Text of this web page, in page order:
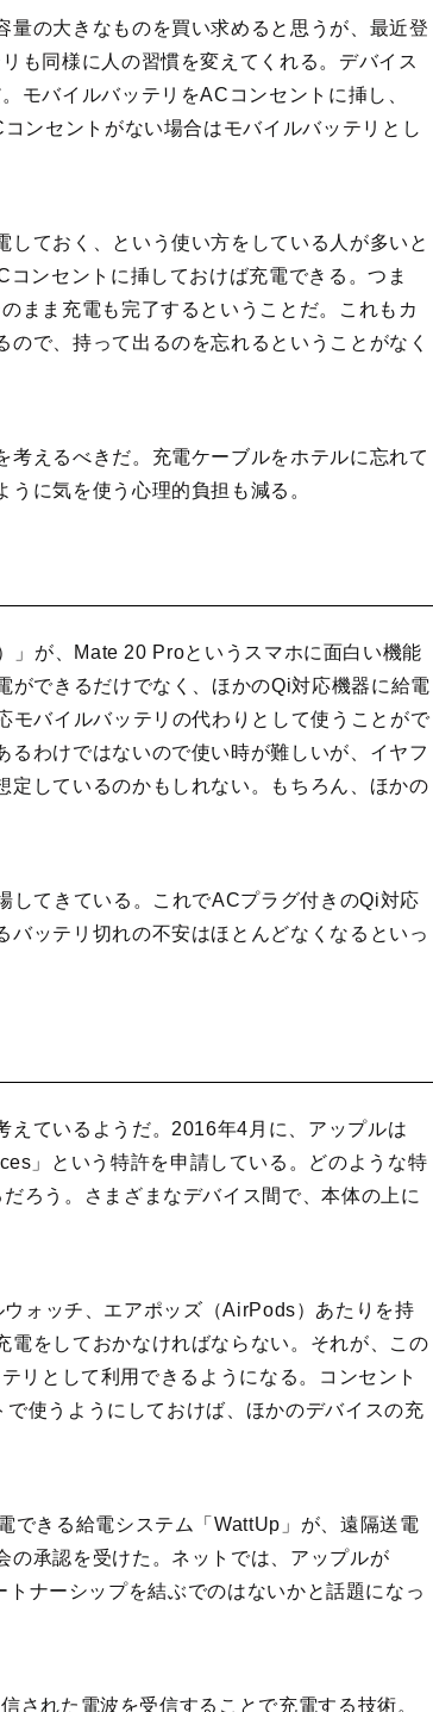
量の大きなものを買い求めると思うが、最近登
も同様に人の習慣を変えてくれる。デバイス
モバイルバッテリをACコンセントに挿し、
ンセントがない場合はモバイルバッテリとし
ておく、という使い方をしている人が多いと
ンセントに挿しておけば充電できる。つま
まま充電も完了するということだ。これもカ
で、持って出るのを忘れるということがなく
えるべきだ。充電ケーブルをホテルに忘れて
に気を使う心理的負担も減る。
」が、Mate 20 Proというスマホに面白い機能
ができるだけでなく、ほかのQi対応機器に給電
モバイルバッテリの代わりとして使うことがで
わけではないので使い時が難しいが、イヤフ
定しているのかもしれない。もちろん、ほかの
してきている。これでACプラグ付きのQi対応
ッテリ切れの不安はほとんどなくなるといっ
えているようだ。2016年4月に、アップルは
」という特許を申請している。どのような特
ろう。さまざまなデバイス間で、本体の上に
ォッチ、エアポッズ（AirPods）あたりを持
電をしておかなければならない。それが、この
リとして利用できるようになる。コンセント
使うようにしておけば、ほかのデバイスの充
できる給電システム「WattUp」が、遠隔送電
の承認を受けた。ネットでは、アップルが
ナーシップを結ぶでのはないかと話題になっ
された電波を受信することで充電する技術。